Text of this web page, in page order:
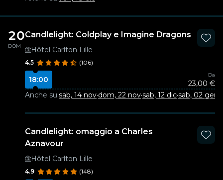
20
DOM
Candlelight: Coldplay e Imagine Dragons
Hôtel Carlton Lille
4.5 (106)
18:00
Da
23,00 €
Anche su:sab, 14 nov·dom, 22 nov·sab, 12 dic·sab, 02 gen
Candlelight: omaggio a Charles
Aznavour
Hôtel Carlton Lille
4.9 (148)